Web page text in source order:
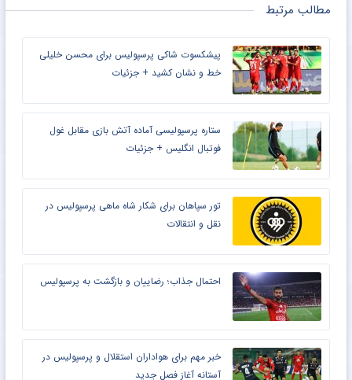
مطالب مرتبط
پیشکسوت شاکی پرسپولیس برای محسن خلیلی
خط و نشان کشید + جزئیات
ستاره پرسپولیسی آماده آتش بازی مقابل غول
فوتبال انگلیس + جزئیات
تور سپاهان برای شکار شاه ماهی پرسپولیس در
نقل و انتقالات
احتمال جذاب؛ رضاییان و بازگشت به پرسپولیس
خبر مهم برای هواداران استقلال و پرسپولیس در
آستانه آغاز فصل جدید